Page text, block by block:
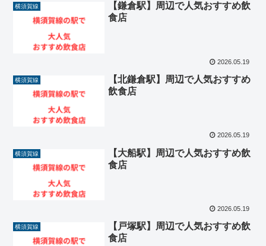
横須賀線
【鎌倉駅】周辺で人気おすすめ飲
食店
2026.05.19
横須賀線
【北鎌倉駅】周辺で人気おすすめ
飲食店
2026.05.19
横須賀線
【大船駅】周辺で人気おすすめ飲
食店
2026.05.19
横須賀線
【戸塚駅】周辺で人気おすすめ飲
食店